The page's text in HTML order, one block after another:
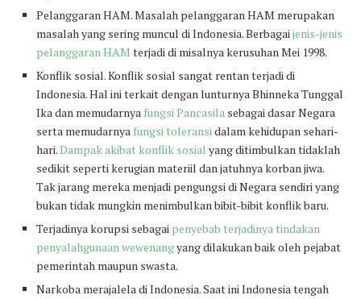
Pelanggaran HAM. Masalah pelanggaran HAM merupakan
masalah yang sering muncul di Indonesia. Berbagaijenis-jenis
pelanggaran HAM terjadi di misalnya kerusuhan Mei 1998.
Konflik sosial. Konflik sosial sangat rentan terjadi di
Indonesia. Hal ini terkait dengan lunturnya Bhinneka Tunggal
Ika dan memudarnya fungsi Pancasila sebagai dasar Negara
serta memudarnya fungsi toleransidalam kehidupan sehari-
hari.Dampak akibat konflik sosial yang ditimbulkan tidaklah
sedikit seperti kerugian materiil dan jatuhnya korban jiwa.
Tak jarang mereka menjadi pengungsi di Negara sendiri yang
bukan tidak mungkin menimbulkan bibit-bibit konflik baru.
Terjadinya korupsi sebagai penyebab terjadinya tindakan
penyalahgunaan wewenangyang dilakukan baik oleh pejabat
pemerintah maupun swasta.
Narkoba merajalela di Indonesia. Saat ini Indonesia tengah